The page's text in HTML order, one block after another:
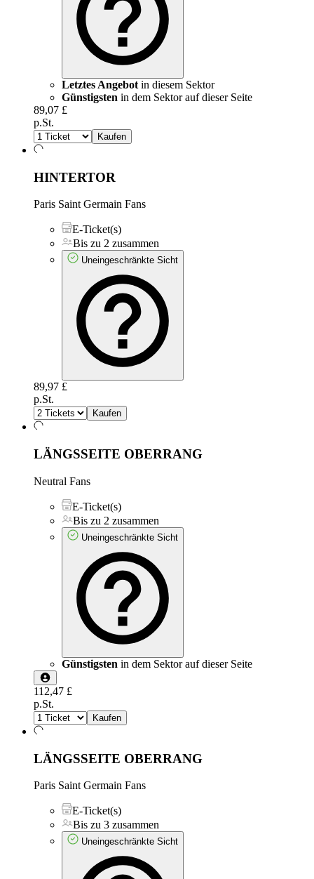
Letztes Angebot in diesem Sektor
Günstigsten in dem Sektor auf dieser Seite
89,07 £
p.St.
Kaufen
HINTERTOR
Paris Saint Germain Fans
E-Ticket(s)
Bis zu 2 zusammen
Uneingeschränkte Sicht
89,97 £
p.St.
Kaufen
LÄNGSSEITE OBERRANG
Neutral Fans
E-Ticket(s)
Bis zu 2 zusammen
Uneingeschränkte Sicht
Günstigsten in dem Sektor auf dieser Seite
112,47 £
p.St.
Kaufen
LÄNGSSEITE OBERRANG
Paris Saint Germain Fans
E-Ticket(s)
Bis zu 3 zusammen
Uneingeschränkte Sicht